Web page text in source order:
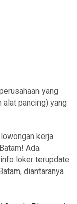
yang
pancing) yang
kerja
Ada
loker terupdate
diantaranya